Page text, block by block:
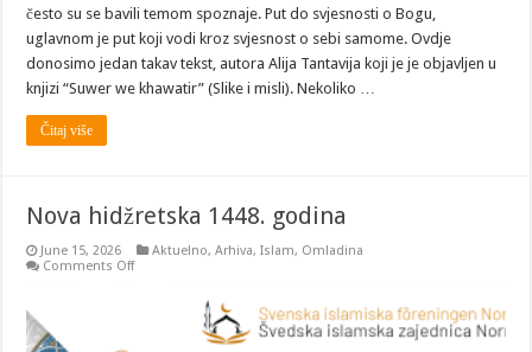
često su se bavili temom spoznaje. Put do svjesnosti o Bogu,
uglavnom je put koji vodi kroz svjesnost o sebi samome. Ovdje
donosimo jedan takav tekst, autora Alija Tantavija koji je je objavljen u
knjizi “Suwer we khawatir” (Slike i misli). Nekoliko …
Čitaj više
Nova hidžretska 1448. godina
June 15, 2026 Aktuelno,Arhiva,Islam, Omladina
Comments Offon